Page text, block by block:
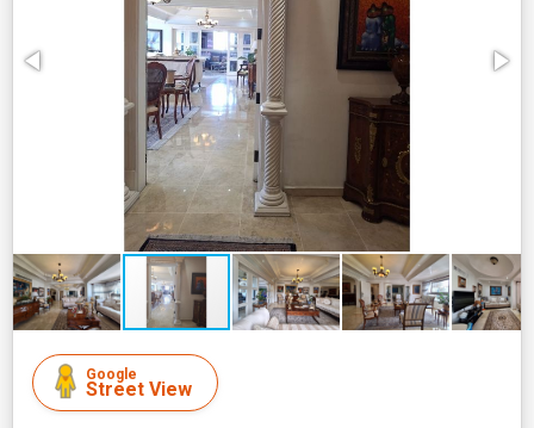
Google
Street View